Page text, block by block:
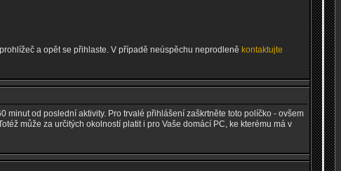
a opět se přihlaste. V případě neúspěchu neprodleně kontaktujte
minut od poslední aktivity. Pro trvalé přihlášení zaškrtněte toto políčko - ovšem
může za určitých okolností platit i pro Vaše domácí PC, ke kterému má v